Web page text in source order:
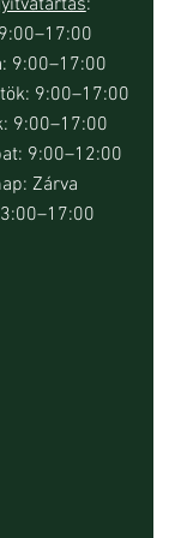
9:00–17:00
9:00–17:00
9:00–17:00
9:00–12:00
Zárva